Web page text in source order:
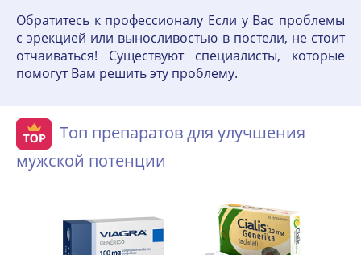
Обратитесь к профессионалу Если у Вас проблемы
с эрекцией или выносливостью в постели, не стоит
отчаиваться! Существуют специалисты, которые
помогут Вам решить эту проблему.
Топ препаратов для улучшения
мужской потенции